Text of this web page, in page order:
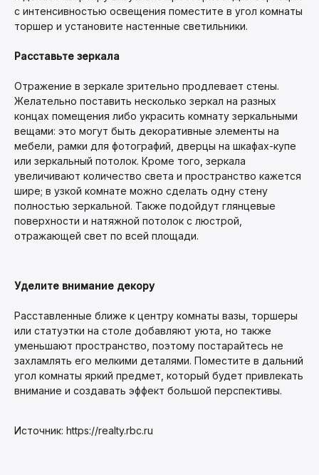
с интенсивностью освещения поместите в угол комнаты
торшер и установите настенные светильники.
Расставьте зеркала
Отражение в зеркале зрительно продлевает стены.
Желательно поставить несколько зеркал на разных
концах помещения либо украсить комнату зеркальными
вещами: это могут быть декоративные элементы на
мебели, рамки для фотографий, дверцы на шкафах-купе
или зеркальный потолок. Кроме того, зеркала
увеличивают количество света и пространство кажется
шире; в узкой комнате можно сделать одну стену
полностью зеркальной. Также подойдут глянцевые
поверхности и натяжной потолок с люстрой,
отражающей свет по всей площади.
Уделите внимание декору
Расставленные ближе к центру комнаты вазы, торшеры
или статуэтки на столе добавляют уюта, но также
уменьшают пространство, поэтому постарайтесь не
захламлять его мелкими деталями. Поместите в дальний
угол комнаты яркий предмет, который будет привлекать
внимание и создавать эффект большой перспективы.
Источник: https://realty.rbc.ru